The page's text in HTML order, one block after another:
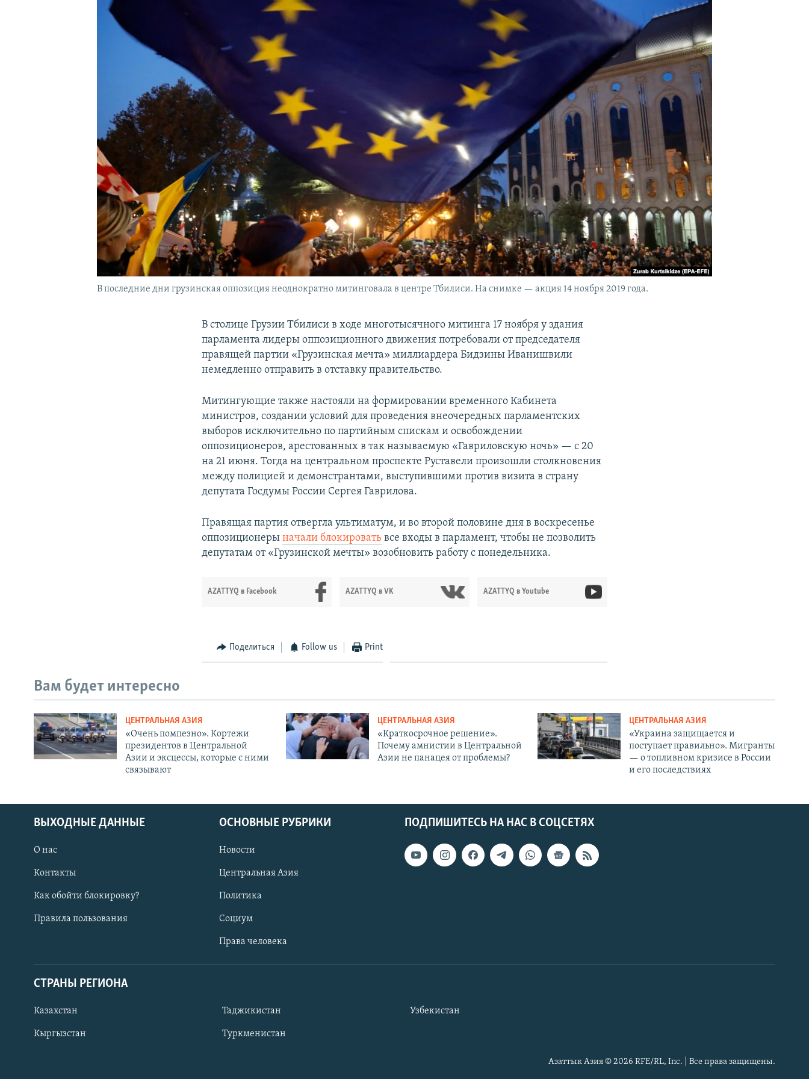
В последние дни грузинская оппозиция неоднократно митинговала в центре Тбилиси. На снимке — акция 14 ноября 2019 года.
В столице Грузии Тбилиси в ходе многотысячного митинга 17 ноября у здания
парламента лидеры оппозиционного движения потребовали от председателя
правящей партии «Грузинская мечта» миллиардера Бидзины Иванишвили
немедленно отправить в отставку правительство.
Митингующие также настояли на формировании временного Кабинета
министров, создании условий для проведения внеочередных парламентских
выборов исключительно по партийным спискам и освобождении
оппозиционеров, арестованных в так называемую «Гавриловскую ночь» — с 20
на 21 июня. Тогда на центральном проспекте Руставели произошли столкновения
между полицией и демонстрантами, выступившими против визита в страну
депутата Госдумы России Сергея Гаврилова.
Правящая партия отвергла ультиматум, и во второй половине дня в воскресенье
оппозиционерыначали блокировать все входы в парламент, чтобы не позволить
депутатам от «Грузинской мечты» возобновить работу с понедельника.
AZATTYQ в Facebook AZATTYQ в VK AZATTYQ в Youtube
Поделиться Follow us Print
Вам будет интересно
ЦЕНТРАЛЬНАЯ АЗИЯ
«Очень помпезно». Кортежи
президентов в Центральной
Азии и эксцессы, которые с ними
связывают
ЦЕНТРАЛЬНАЯ АЗИЯ
«Краткосрочное решение».
Почему амнистии в Центральной
Азии не панацея от проблемы?
ЦЕНТРАЛЬНАЯ АЗИЯ
«Украина защищается и
поступает правильно». Мигранты
— о топливном кризисе в России
и его последствиях
ПОДПИШИТЕСЬ НА НАС В СОЦСЕТЯХ
ВЫХОДНЫЕ ДАННЫЕ
О нас
Контакты
Как обойти блокировку?
Правила пользования
ОСНОВНЫЕ РУБРИКИ
Новости
Центральная Азия
Политика
Социум
Права человека
СТРАНЫ РЕГИОНА
Казахстан
Кыргызстан
Таджикистан
Туркменистан
Узбекистан
Азаттык Азия © 2026 RFE/RL, Inc. | Все права защищены.